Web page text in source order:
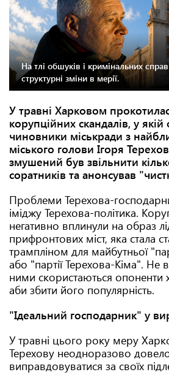
На тлі обшуків і кримінальних
структурні зміни в мерії.
У травні Харковом
корупційних скандалів, у якій
чиновники міськради з
міського голови Ігоря
змушений був звільнити
соратників та анонсував
Проблеми Терехова-
іміджу Терехова-політика.
негативно вплинули на образ
прифронтових міст, яка стала
трампліном для майбутньої
або "партії Терехова-Кіма".
ними скористаються опоненти
аби збити його популярність.
"Ідеальний господарник" у
У травні цього року меру
Терехову неодноразово
виправдовуватися за своїх